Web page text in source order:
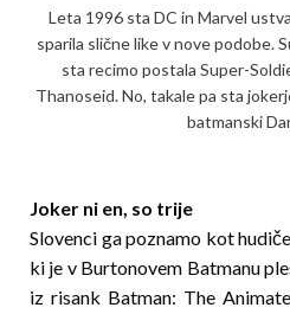
Leta 1996 sta DC in Marvel
sparila slične like v nove podobe.
sta recimo postala Super-
Thanoseid. No, takale pa sta
batmanski
Joker ni en, so trije
Slovenci ga poznamo kot
ki je v Burtonovem Batmanu
iz risank Batman: The